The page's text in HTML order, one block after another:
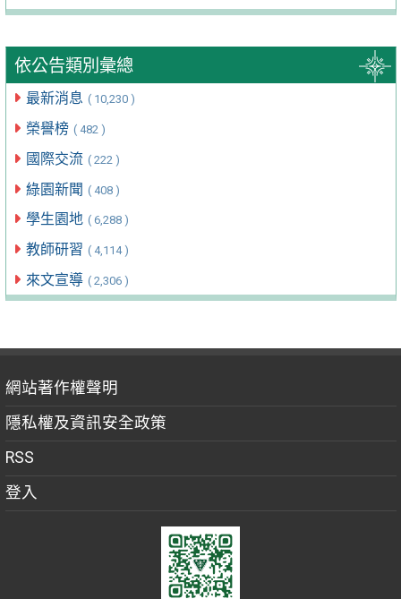
依公告類別彙總
最新消息 ( 10,230 )
榮譽榜 ( 482 )
國際交流 ( 222 )
綠園新聞 ( 408 )
學生園地 ( 6,288 )
教師研習 ( 4,114 )
來文宣導 ( 2,306 )
網站著作權聲明
隱私權及資訊安全政策
RSS
登入